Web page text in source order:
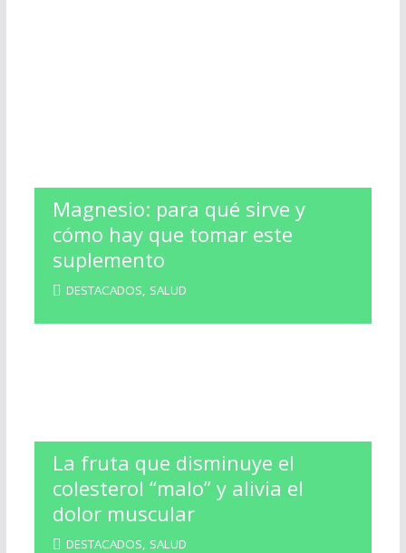
Magnesio: para qué sirve y
cómo hay que tomar este
suplemento
DESTACADOS, SALUD
La fruta que disminuye el
colesterol “malo” y alivia el
dolor muscular
DESTACADOS, SALUD